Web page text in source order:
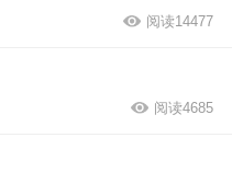
阅读14477
阅读4685